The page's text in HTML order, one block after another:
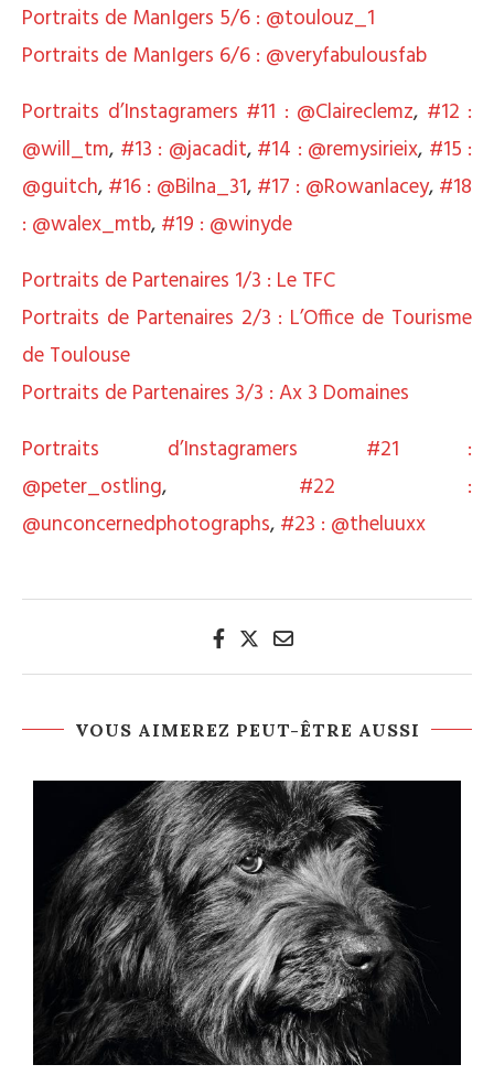
Portraits de ManIgers 5/6 : @toulouz_1
Portraits de ManIgers 6/6 : @veryfabulousfab
Portraits d’Instagramers #11 : @Claireclemz, #12 :
@will_tm, #13 : @jacadit, #14 : @remysirieix, #15 :
@guitch, #16 : @Bilna_31, #17 : @Rowanlacey, #18
: @walex_mtb, #19 : @winyde
Portraits de Partenaires 1/3 : Le TFC
Portraits de Partenaires 2/3 : L’Office de Tourisme
de Toulouse
Portraits de Partenaires 3/3 : Ax 3 Domaines
Portraits d’Instagramers #21 :
@peter_ostling, #22 :
@unconcernedphotographs, #23 : @theluuxx
VOUS AIMEREZ PEUT-ÊTRE AUSSI